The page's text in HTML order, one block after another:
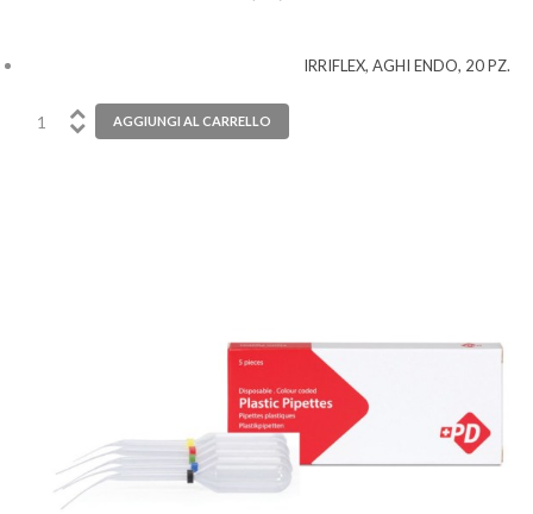
IRRIFLEX, AGHI ENDO, 20 PZ.